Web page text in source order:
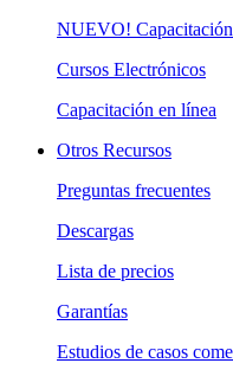
NUEVO!
Cursos Electrónicos
Capacitación en línea
Otros Recursos
Preguntas frecuentes
Descargas
Lista de precios
Garantías
Estudios de casos